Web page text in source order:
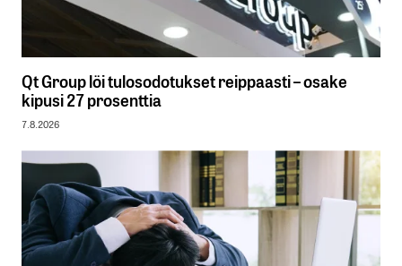
Qt Group löi tulosodotukset reippaasti – osake
kipusi 27 prosenttia
7.8.2026